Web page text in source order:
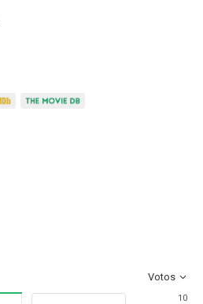
Votos
10